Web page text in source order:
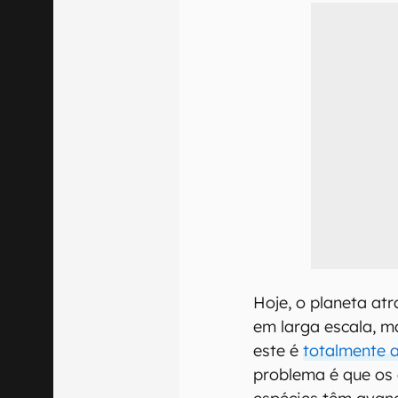
Hoje, o planeta
em larga escala,
este étotalmente
problema é que